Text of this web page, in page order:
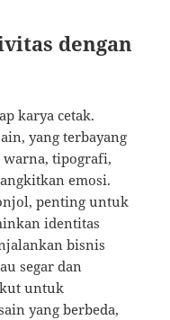
dengan
karya cetak.
yang terbayang
tipografi,
emosi.
penting untuk
identitas
bisnis
segar dan
untuk
yang berbeda,